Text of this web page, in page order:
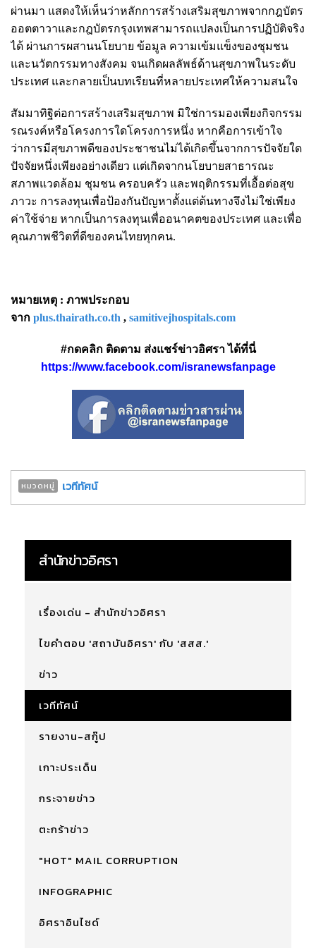
ผ่านมา แสดงให้เห็นว่าหลักการสร้างเสริมสุขภาพจากกฎบัตร
ออตตาวาและกฎบัตรกรุงเทพสามารถแปลงเป็นการปฏิบัติจริง
ได้ ผ่านการผสานนโยบาย ข้อมูล ความเข้มแข็งของชุมชน
และนวัตกรรมทางสังคม จนเกิดผลลัพธ์ด้านสุขภาพในระดับ
ประเทศ และกลายเป็นบทเรียนที่หลายประเทศให้ความสนใจ
สัมมาทิฐิต่อการสร้างเสริมสุขภาพ มิใช่การมองเพียงกิจกรรม
รณรงค์หรือโครงการใดโครงการหนึ่ง หากคือการเข้าใจ
ว่าการมีสุขภาพดีของประชาชนไม่ได้เกิดขึ้นจากการปัจจัยใด
ปัจจัยหนึ่งเพียงอย่างเดียว แต่เกิดจากนโยบายสาธารณะ
สภาพแวดล้อม ชุมชน ครอบครัว และพฤติกรรมที่เอื้อต่อสุข
ภาวะ การลงทุนเพื่อป้องกันปัญหาตั้งแต่ต้นทางจึงไม่ใช่เพียง
ค่าใช้จ่าย หากเป็นการลงทุนเพื่ออนาคตของประเทศ และเพื่อ
คุณภาพชีวิตที่ดีของคนไทยทุกคน.
หมายเหตุ : ภาพประกอบ
จาก plus.thairath.co.th , samitivejhospitals.com
#กดคลิก ติดตาม ส่งแชร์ข่าวอิศรา ได้ที่นี่
https://www.facebook.com/isranewsfanpage
หมวดหมู่ เวทีทัศน์
สำนักข่าวอิศรา
เรื่องเด่น - สำนักข่าวอิศรา
ไขคำตอบ 'สถาบันอิศรา' กับ 'สสส.'
ข่าว
เวทีทัศน์
รายงาน-สกู๊ป
เกาะประเด็น
กระจายข่าว
ตะกร้าข่าว
"HOT" MAIL CORRUPTION
INFOGRAPHIC
อิศราอินไซด์